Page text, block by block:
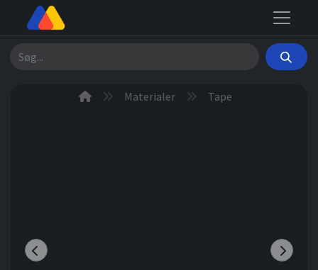
Søg
Materialer Tape
Previous Next